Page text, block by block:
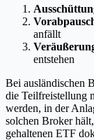
anfällt
entstehen
Bei ausländischen
die Teilfreistellung
werden, in der
solchen Broker
gehaltenen ETF